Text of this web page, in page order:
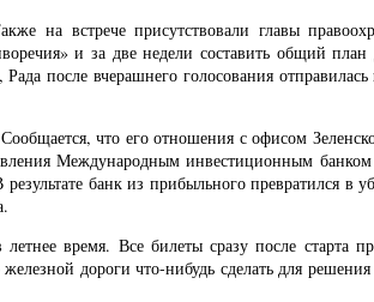
на встрече присутствовали главы
и за две недели составить общий
после вчерашнего голосования
что его отношения с офисом
Международным инвестиционным
банк из прибыльного превратился в
время. Все билеты сразу после
дороги что-нибудь сделать для